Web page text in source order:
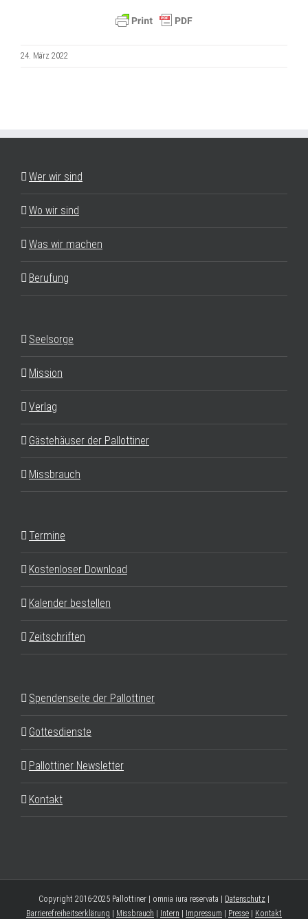
24. März 2022
Wer wir sind
Wo wir sind
Was wir machen
Berufung
Seelsorge
Mission
Verlag
Gästehäuser der Pallottiner
Missbrauch
Termine
Kostenloser Download
Kalender bestellen
Zeitschriften
Spendenseite der Pallottiner
Gottesdienste
Pallottiner Newsletter
Kontakt
Copyright 2016-2025 Pallottiner | omnia iura reservata | Datenschutz |
Barrierefreiheitserklärung | Missbrauch | Intern | Impressum | Presse | Kontakt